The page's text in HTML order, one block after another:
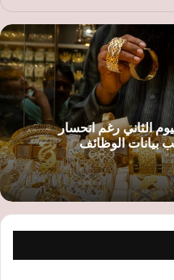
الوي
الثاني رغم انحسار
بيانات الوظائف